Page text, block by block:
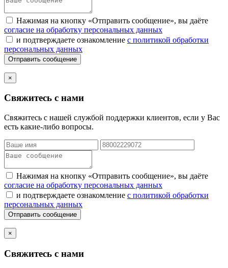
Нажимая на кнопку «Отправить сообщение», вы даёте
согласие на обработку персональных данных
и подтверждаете ознакомление с политикой обработки
персональных данных
Отправить сообщение
×
Свяжитесь с нами
Свяжитесь с нашей службой поддержки клиентов, если у Вас
есть какие-либо вопросы.
Нажимая на кнопку «Отправить сообщение», вы даёте
согласие на обработку персональных данных
и подтверждаете ознакомление с политикой обработки
персональных данных
Отправить сообщение
×
Свяжитесь с нами